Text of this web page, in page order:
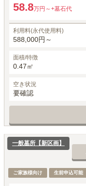
58.8万円～+墓石代
利用料(永代使用料)
588,000円～
面積/特徴
0.47㎡
空き状況
要確認
一般墓所【新区画】
ご家族様向け 生前申込可能